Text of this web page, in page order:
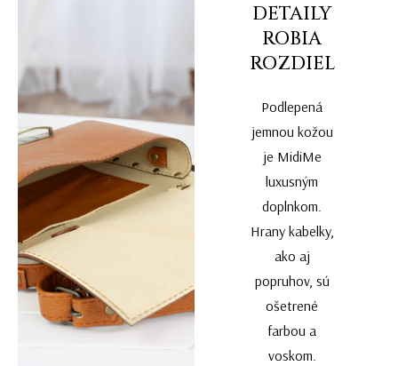
DETAILY
ROBIA
ROZDIEL
Podlepená
jemnou kožou
je MidiMe
luxusným
doplnkom.
Hrany kabelky,
ako aj
popruhov, sú
ošetrené
farbou a
voskom.